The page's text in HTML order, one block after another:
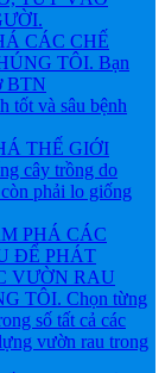
CÁC CHẾ
TÔI. Bạn
BTN
tốt và sâu bệnh
THẾ GIỚI
cây trồng do
phải lo giống
PHÁ CÁC
ĐỂ PHÁT
VƯỜN RAU
TÔI. Chọn từng
số tất cả các
vườn rau trong